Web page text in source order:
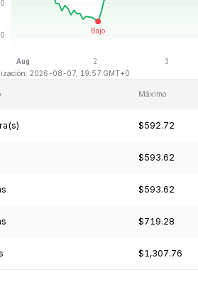
2026-08-07, 19:57 GMT+0
Máximo
$592.72
$593.62
$593.62
$719.28
$1,307.76